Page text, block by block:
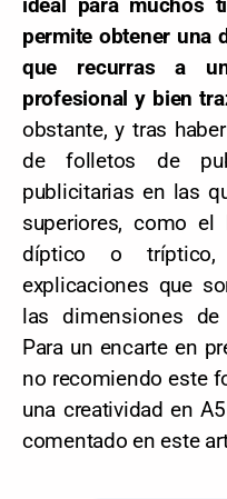
ideal para muchos
permite obtener una
que recurras a
profesional y bien
obstante, y tras
de folletos de
publicitarias en las
superiores, como el
díptico o tríptico,
explicaciones que
las dimensiones
Para un encarte en
no recomiendo este
una creatividad en
comentado en este